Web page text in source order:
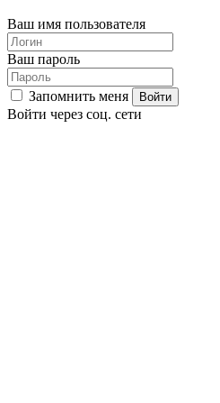
Ваш имя пользователя
Ваш пароль
Запомнить меня
Войти через соц. сети